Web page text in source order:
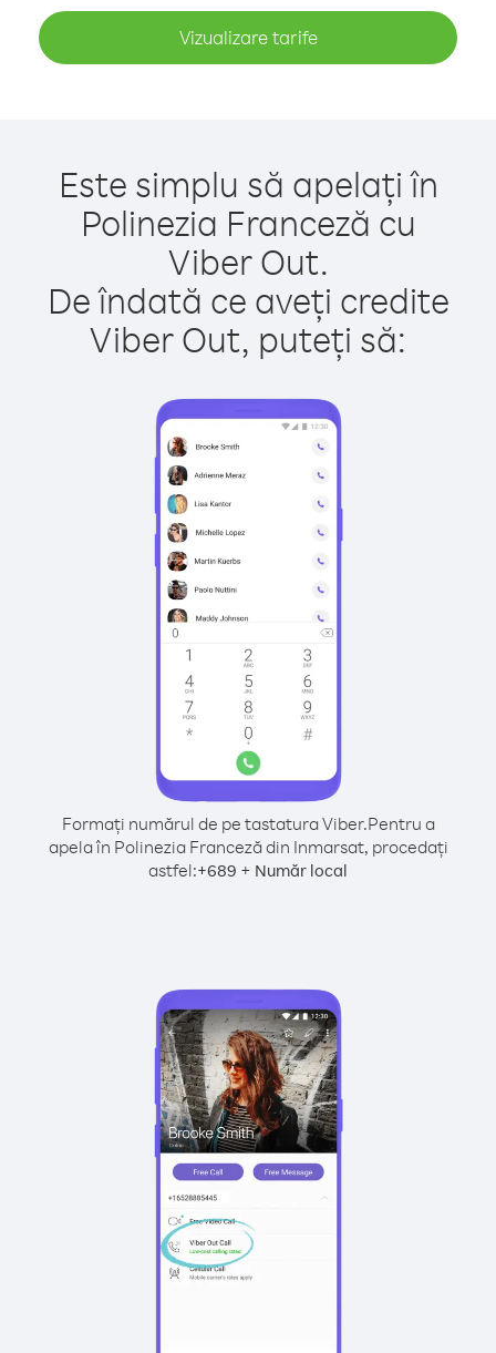
Vizualizare tarife
Este simplu să apelați în
Polinezia Franceză cu
Viber Out.
De îndată ce aveți credite
Viber Out, puteți să:
Formați numărul de pe tastatura Viber.Pentru a
apela în Polinezia Franceză din Inmarsat, procedați
astfel:+689 + Număr local